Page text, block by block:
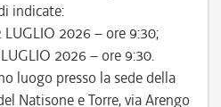
indicate:
2026 – ore 9:30;
2026 – ore 9:30.
luogo presso la sede della
Natisone e Torre, via Arengo